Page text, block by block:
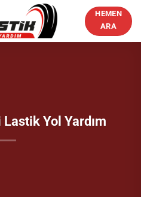
HEMEN
ARA
Yol Yardım